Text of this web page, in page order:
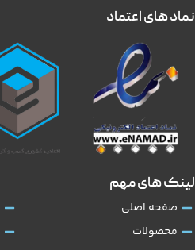
لینک های مهم
صفحه اصلی
محصولات
نماد های اعتماد